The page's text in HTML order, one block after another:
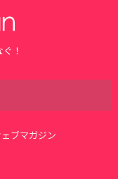
！
ブマガジン